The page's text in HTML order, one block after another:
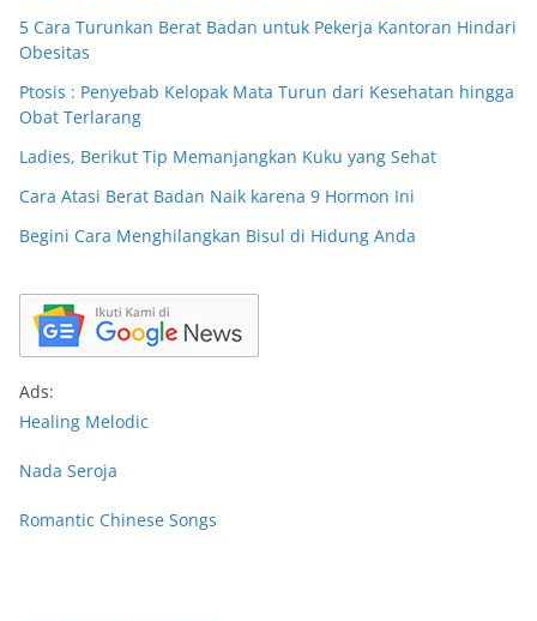
5 Cara Turunkan Berat Badan untuk Pekerja Kantoran Hindari
Obesitas
Ptosis : Penyebab Kelopak Mata Turun dari Kesehatan hingga
Obat Terlarang
Ladies, Berikut Tip Memanjangkan Kuku yang Sehat
Cara Atasi Berat Badan Naik karena 9 Hormon Ini
Begini Cara Menghilangkan Bisul di Hidung Anda
Ads:
Healing Melodic
Nada Seroja
Romantic Chinese Songs